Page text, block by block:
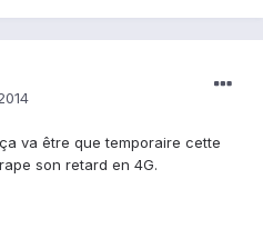
va être que temporaire cette
son retard en 4G.